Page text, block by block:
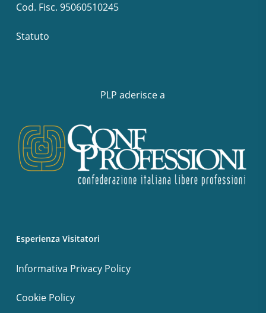
Cod. Fisc. 95060510245
Statuto
PLP aderisce a
Esperienza Visitatori
Informativa Privacy Policy
Cookie Policy